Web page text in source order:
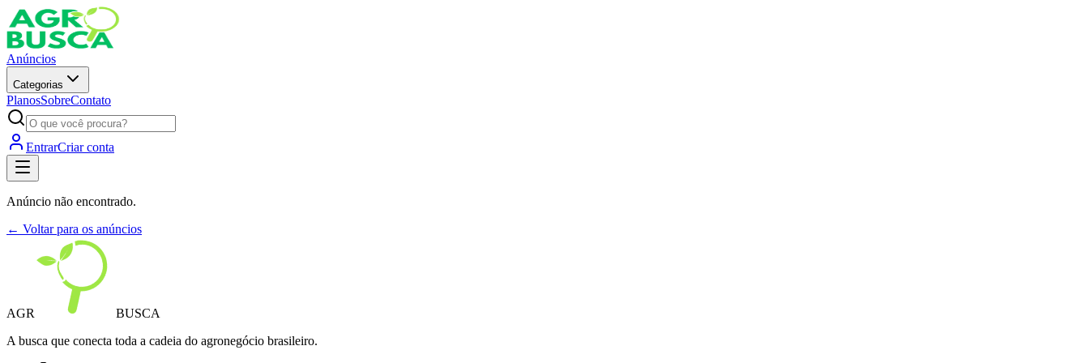
Anúncios
Categorias
PlanosSobreContato
EntrarCriar conta
Anúncio não encontrado.
← Voltar para os anúncios
AGR
BUSCA
A busca que conecta toda a cadeia do agronegócio brasileiro.